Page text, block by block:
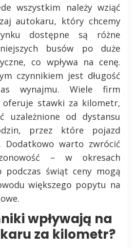
wszystkim należy wziąć
autokaru, który chcemy
dostępne są różne
busów po duże
co wpływa na cenę.
czynnikiem jest długość
wynajmu. Wiele firm
stawki za kilometr,
uzależnione od dystansu
przez które pojazd
Dodatkowo warto zwrócić
– w okresach
podczas świąt ceny mogą
większego popytu na
wpływają na
za kilometr?